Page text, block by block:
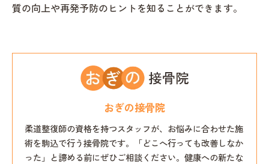
質の向上や再発予防のヒントを知ることができます。
おぎの接骨院
柔道整復師の資格を持つスタッフが、お悩みに合わせた施
術を駒込で行う接骨院です。「どこへ行っても改善しなか
った」と諦める前にぜひご相談ください。健康への新たな